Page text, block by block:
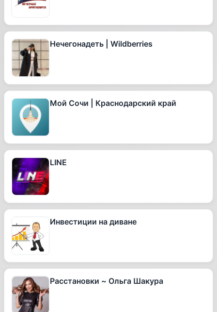
Нечегонадеть | Wildberries
Мой Сочи | Краснодарский край
LINE
Инвестиции на диване
Расстановки ~ Ольга Шакура